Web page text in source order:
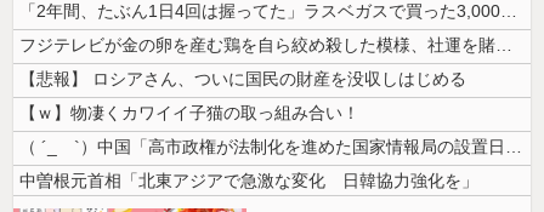
「2年間、たぶん1日4回は握ってた」ラスベガスで買った3,000円のキ...
フジテレビが金の卵を産む鶏を自ら絞め殺した模様、社運を賭けたドル箱コン...
【悲報】 ロシアさん、ついに国民の財産を没収しはじめる
【ｗ】物凄くカワイイ子猫の取っ組み合い！
（ ´_ゝ`）中国「高市政権が法制化を進めた国家情報局の設置日が7月3...
中曽根元首相「北東アジアで急激な変化 日韓協力強化を」